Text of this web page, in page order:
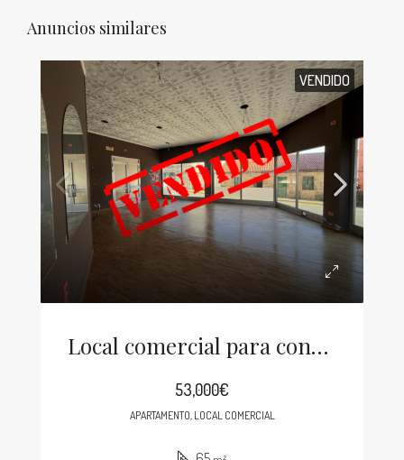
Anuncios similares
VENDIDO
Local comercial para convertir en vivienda
53,000€
APARTAMENTO, LOCAL COMERCIAL